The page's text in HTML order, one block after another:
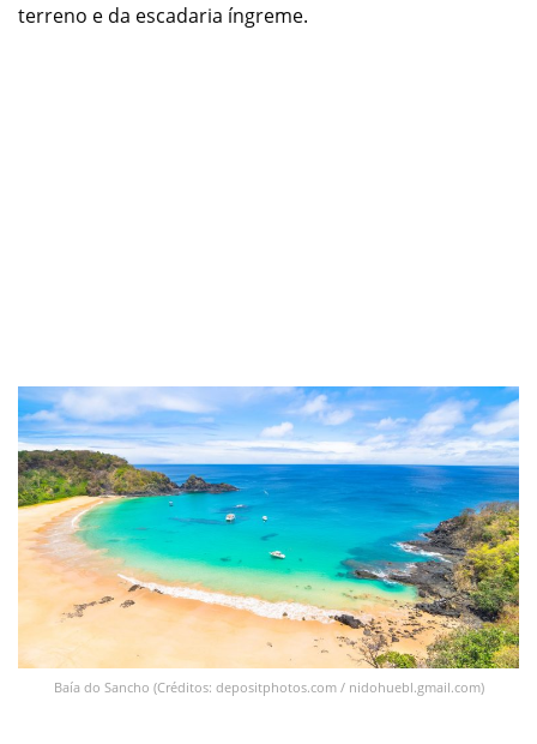
terreno e da escadaria íngreme.
Baía do Sancho (Créditos: depositphotos.com / nidohuebl.gmail.com)